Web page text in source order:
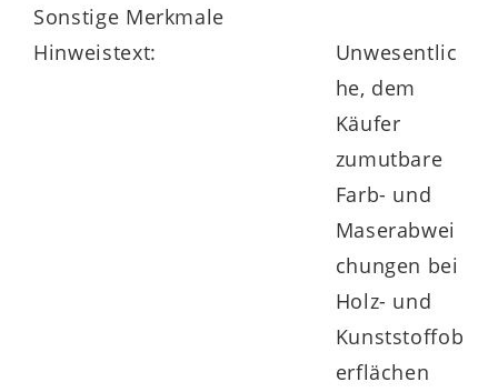
Sonstige Merkmale
Hinweistext:
Unwesentlic
he, dem
Käufer
zumutbare
Farb- und
Maserabwei
chungen bei
Holz- und
Kunststoffob
erflächen